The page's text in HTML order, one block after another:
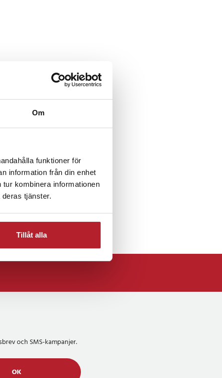
Om
funktioner för
information från din enhet
kombinera informationen
tjänster.
Tillåt alla
och SMS-kampanjer.
OK